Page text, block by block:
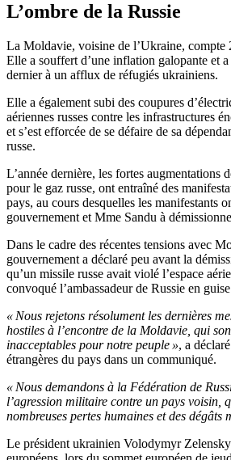
L’ombre de la Russie
La Moldavie, voisine de l’Ukraine, compte
Elle a souffert d’une inflation galopante et a
dernier à un afflux de réfugiés ukrainiens.
Elle a également subi des coupures
aériennes russes contre les infrastructures
et s’est efforcée de se défaire de sa
russe.
L’année dernière, les fortes augmentations
pour le gaz russe, ont entraîné des
pays, au cours desquelles les manifestants
gouvernement et Mme Sandu à
Dans le cadre des récentes tensions avec
gouvernement a déclaré peu avant la
qu’un missile russe avait violé l’espace
convoqué l’ambassadeur de Russie en
« Nous rejetons résolument les dernières
hostiles à l’encontre de la Moldavie, qui
inacceptables pour notre peuple », a
étrangères du pays dans un communiqué.
« Nous demandons à la Fédération de
l’agression militaire contre un pays voisin,
nombreuses pertes humaines et des dégâts
Le président ukrainien Volodymyr